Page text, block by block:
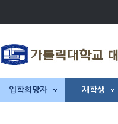
입학희망자 재학생